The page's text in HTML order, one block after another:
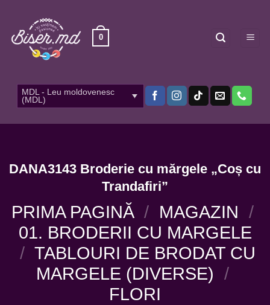
content
0
MDL - Leu moldovenesc
(MDL)
DANA3143 Broderie cu mărgele „Coș cu
Trandafiri”
PRIMA PAGINĂ / MAGAZIN /
01. BRODERII CU MARGELE
/ TABLOURI DE BRODAT CU
MARGELE (DIVERSE) /
FLORI